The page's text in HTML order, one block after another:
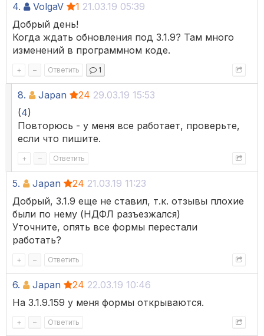
4. VolgaV 1 21.03.19 05:39
Добрый день!
Когда ждать обновления под 3.1.9? Там много
изменений в программном коде.
+ – Ответить 1
8. Japan 24 29.03.19 15:53
(4)
Повторюсь - у меня все работает, проверьте,
если что пишите.
+ – Ответить
5. Japan 24 21.03.19 11:23
Добрый, 3.1.9 еще не ставил, т.к. отзывы плохие
были по нему (НДФЛ разъезжался)
Уточните, опять все формы перестали
работать?
+ – Ответить
6. Japan 24 22.03.19 10:46
На 3.1.9.159 у меня формы открываются.
+ – Ответить